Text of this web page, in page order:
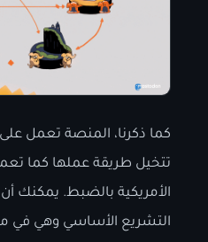
كما ذكرنا، المنصة تعمل على
تتخيل طريقة عملها كما
الأمريكية بالضبط. يمكنك
التشريع الأساسي وهي في